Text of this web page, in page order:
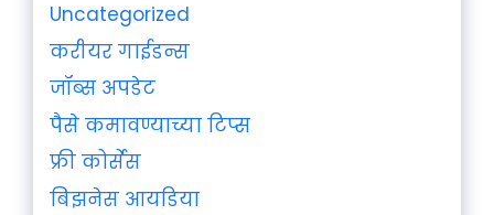
Uncategorized
करीयर गाईडन्स
जॉब्स अपडेट
पैसे कमावण्याच्या टिप्स
फ्री कोर्सेस
बिझनेस आयडिया